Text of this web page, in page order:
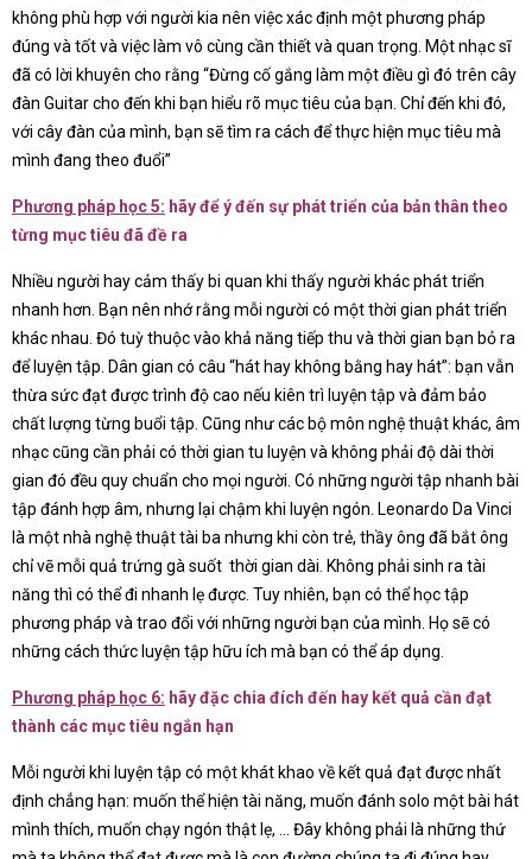
không phù hợp với người kia nên việc xác định một phương pháp
đúng và tốt và việc làm vô cùng cần thiết và quan trọng. Một nhạc sĩ
đã có lời khuyên cho rằng “Đừng cố gắng làm một điều gì đó trên cây
đàn Guitar cho đến khi bạn hiểu rõ mục tiêu của bạn. Chỉ đến khi đó,
với cây đàn của mình, bạn sẽ tìm ra cách để thực hiện mục tiêu mà
mình đang theo đuổi”
Phương pháp học 5: hãy để ý đến sự phát triển của bản thân theo
từng mục tiêu đã đề ra
Nhiều người hay cảm thấy bi quan khi thấy người khác phát triển
nhanh hơn. Bạn nên nhớ rằng mỗi người có một thời gian phát triển
khác nhau. Đó tuỳ thuộc vào khả năng tiếp thu và thời gian bạn bỏ ra
để luyện tập. Dân gian có câu “hát hay không bằng hay hát”: bạn vẫn
thừa sức đạt được trình độ cao nếu kiên trì luyện tập và đảm bảo
chất lượng từng buổi tập. Cũng như các bộ môn nghệ thuật khác, âm
nhạc cũng cần phải có thời gian tu luyện và không phải độ dài thời
gian đó đều quy chuẩn cho mọi người. Có những người tập nhanh bài
tập đánh hợp âm, nhưng lại chậm khi luyện ngón. Leonardo Da Vinci
là một nhà nghệ thuật tài ba nhưng khi còn trẻ, thầy ông đã bắt ông
chỉ vẽ mỗi quả trứng gà suốt thời gian dài. Không phải sinh ra tài
năng thì có thể đi nhanh lẹ được. Tuy nhiên, bạn có thể học tập
phương pháp và trao đổi với những người bạn của mình. Họ sẽ có
những cách thức luyện tập hữu ích mà bạn có thể áp dụng.
Phương pháp học 6: hãy đặc chia đích đến hay kết quả cần đạt
thành các mục tiêu ngắn hạn
Mỗi người khi luyện tập có một khát khao về kết quả đạt được nhất
định chẳng hạn: muốn thể hiện tài năng, muốn đánh solo một bài hát
mình thích, muốn chạy ngón thật lẹ, … Đây không phải là những thứ